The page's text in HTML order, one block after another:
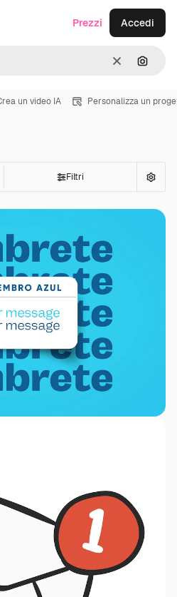
CancellaCerca
Prezzi Accedi
un video IA Personalizza un
Filtri